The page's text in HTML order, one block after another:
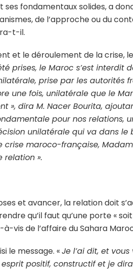
fondamentaux solides, a
de l’approche ou du
t-il.
et le déroulement de la crise,
prises, le Maroc s’est
prise par les autorités
une fois, unilatérale que le
», dira M. Nacer Bourita,
pour nos relations,
unilatérale qui va dans le
crise maroco-française,
relation ».
et avancer, la relation doit
qu’il faut qu’une porte «
vis de l’affaire du Sahara
le message. «Je l’ai dit, et
positif, constructif et je